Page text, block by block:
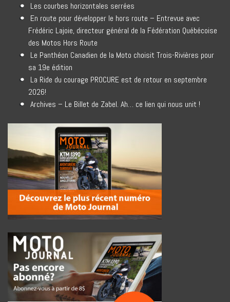
Les courbes horizontales serrées
En route pour développer le hors route – Entrevue avec
Frédéric Lajoie, directeur général de la Fédération Québécoise
des Motos Hors Route
Le Panthéon Canadien de la Moto choisit Trois-Rivières pour
sa 19e édition
La Ride du courage PROCURE est de retour en septembre
2026!
Archives – Le Billet de Zabel. Ah… ce lien qui nous unit !